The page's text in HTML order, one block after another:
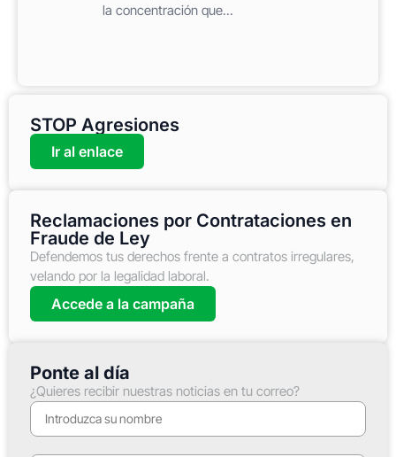
la concentración que...
STOP Agresiones
Ir al enlace
Reclamaciones por Contrataciones en
Fraude de Ley
Defendemos tus derechos frente a contratos irregulares,
velando por la legalidad laboral.
Accede a la campaña
Ponte al día
¿Quieres recibir nuestras noticias en tu correo?